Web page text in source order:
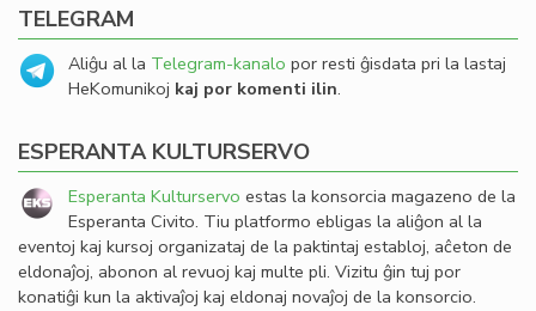
TELEGRAM
Aliĝu al la Telegram-kanalo por resti ĝisdata pri la lastaj
HeKomunikoj kaj por komenti ilin.
ESPERANTA KULTURSERVO
Esperanta Kulturservo estas la konsorcia magazeno de la
Esperanta Civito. Tiu platformo ebligas la aliĝon al la
eventoj kaj kursoj organizataj de la paktintaj establoj, aĉeton de
eldonaĵoj, abonon al revuoj kaj multe pli. Vizitu ĝin tuj por
konatiĝi kun la aktivaĵoj kaj eldonaj novaĵoj de la konsorcio.